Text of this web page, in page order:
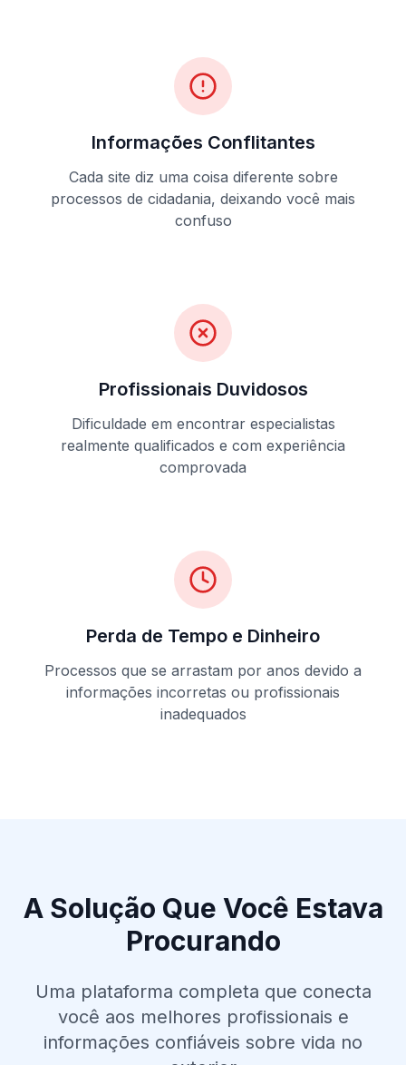
Informações Conflitantes
Cada site diz uma coisa diferente sobre
processos de cidadania, deixando você mais
confuso
Profissionais Duvidosos
Dificuldade em encontrar especialistas
realmente qualificados e com experiência
comprovada
Perda de Tempo e Dinheiro
Processos que se arrastam por anos devido a
informações incorretas ou profissionais
inadequados
A Solução Que Você Estava
Procurando
Uma plataforma completa que conecta
você aos melhores profissionais e
informações confiáveis sobre vida no